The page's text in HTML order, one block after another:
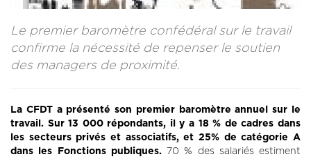
Le premier baromètre confédéral sur le travail
confirme la nécessité de repenser le soutien
des managers de proximité.
La CFDT a présenté son premier baromètre annuel sur le
travail. Sur 13 000 répondants, il y a 18 % de cadres dans
les secteurs privés et associatifs, et 25% de catégorie A
dans les Fonctions publiques.70 % des salariés estiment